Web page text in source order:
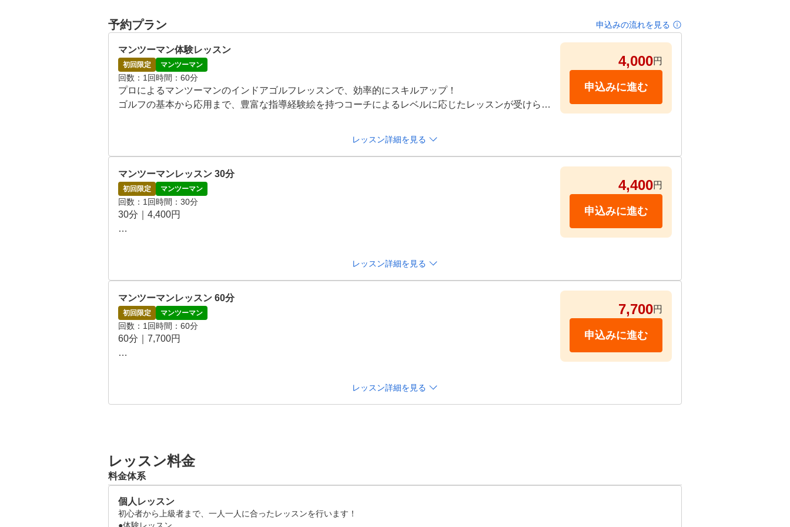
予約プラン 申込みの流れを見る
マンツーマン体験レッスン
初回限定 マンツーマン
回数 1回時間 60分
プロによるマンツーマンのインドアゴルフレッスンで、効率的にスキルアップ！
ゴルフの基本から応用まで、豊富な指導経験絵を持つコーチによるレベルに応じたレッスンが受けられ
土日　10 :00~19:00
レッスン詳細を見る
4,000円
申込みに進む
マンツーマンレッスン 30分
初回限定 マンツーマン
回数 1回時間 30分
30分｜4,400円
すすめです。
定期的に通いたい方には、お得なチケットもございます。
レッスン詳細を見る
4,400円
申込みに進む
マンツーマンレッスン 60分
初回限定 マンツーマン
回数 1回時間 60分
60分｜7,700円
定期的に通いたい方には、お得なチケットもございます。
レッスン詳細を見る
7,700円
申込みに進む
レッスン料金
料金体系
個人レッスン
初心者から上級者まで、一人一人に合ったレッスンを行います！